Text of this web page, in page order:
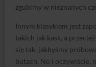
zgubimy w nieznanych
Innym klasykiem jest
takich jak kask, a
się tak, jakbyśmy
butach. No i oczywiście,